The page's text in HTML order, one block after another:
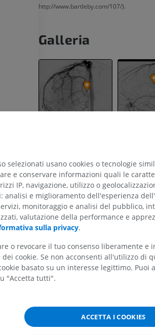
http://www.bartleby.com/107/).
Galleria
RMN dell'arto superiore
RM
PREMIUM
RMN della spalla
selezionati usano cookies o tecnologie
e conservare informazioni quali le
IP, navigazione, utilizzo o
analisi e miglioramento dell'esperienza
monitoraggio e analisi del pubblico,
valutazione della performance e
sulla privacy.
o revocare il tuo consenso liberamente e
cookie. Se non acconsenti all'utilizzo di
basato su un interesse legittimo. Puoi
"Accetta tutti".
ACCETTA I COOKIES